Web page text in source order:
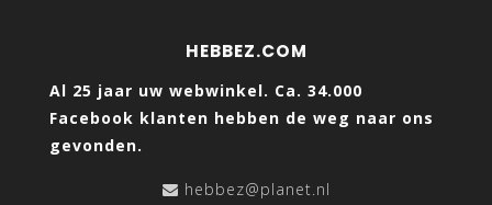
HEBBEZ.COM
Al 25 jaar uw webwinkel. Ca. 34.000
Facebook klanten hebben de weg naar ons
gevonden.
hebbez@planet.nl